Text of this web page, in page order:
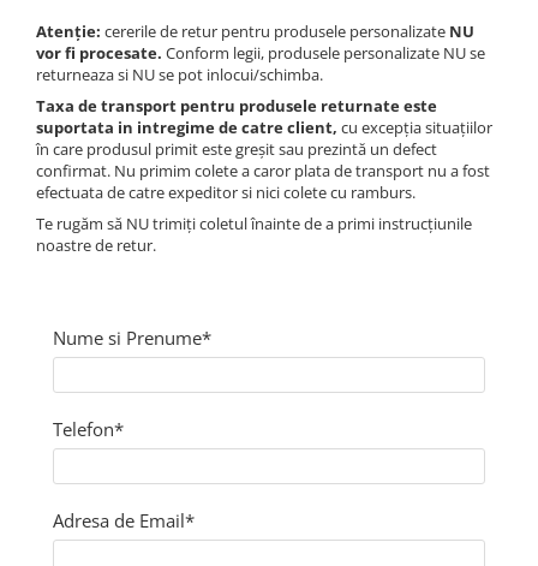
Atenție: cererile de retur pentru produsele personalizate NU
vor fi procesate. Conform legii, produsele personalizate NU se
returneaza si NU se pot inlocui/schimba.
Taxa de transport pentru produsele returnate este
suportata in intregime de catre client, cu excepția situațiilor
în care produsul primit este greșit sau prezintă un defect
confirmat. Nu primim colete a caror plata de transport nu a fost
efectuata de catre expeditor si nici colete cu ramburs.
Te rugăm să NU trimiți coletul înainte de a primi instrucțiunile
noastre de retur.
Nume si Prenume*
Telefon*
Adresa de Email*